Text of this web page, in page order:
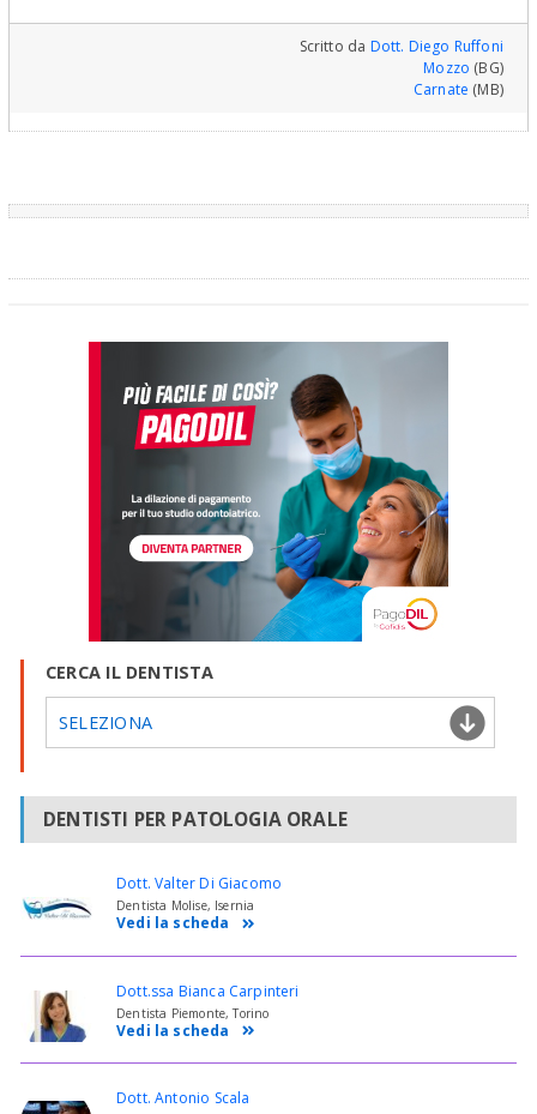
Scritto da Dott. Diego Ruffoni
Mozzo (BG)
Carnate (MB)
CERCA IL DENTISTA
SELEZIONA
DENTISTI PER PATOLOGIA ORALE
Dott. Valter Di Giacomo
Dentista Molise, Isernia
Vedi la scheda
Dott.ssa Bianca Carpinteri
Dentista Piemonte, Torino
Vedi la scheda
Dott. Antonio Scala